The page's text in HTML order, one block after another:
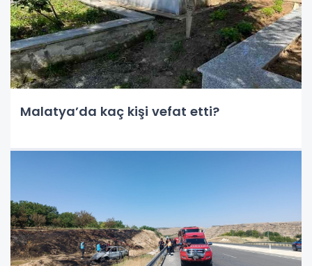
Malatya’da kaç kişi vefat etti?